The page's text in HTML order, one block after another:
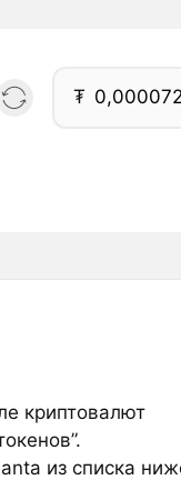
₮
криптовалют
из списка